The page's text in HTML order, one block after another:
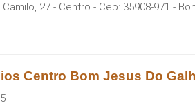
27 - Centro - Cep: 35908-971 -
Centro Bom Jesus Do